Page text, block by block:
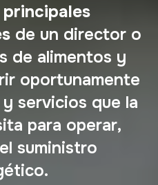
principales
de un director o
de alimentos y
oportunamente
servicios que la
para operar,
suministro